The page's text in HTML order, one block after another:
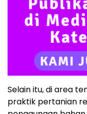
Selain itu, di area
praktik pertanian